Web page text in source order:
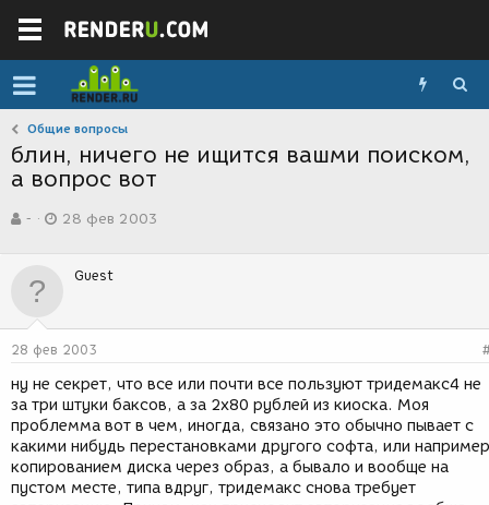
Общие вопросы
блин, ничего не ищится вашми поиском,
а вопрос вот
в
р
м
-
а
д
н
и
я
28 фев 2003
Guest
28 фев 2003
ну не секрет, что все или почти все пользуют тридемакс4 не
за три штуки баксов, а за 2х80 рублей из киоска. Моя
проблемма вот в чем, иногда, связано это обычно пывает с
какими нибудь перестановками другого софта, или например
копированием диска через образ, а бывало и вообще на
пустом месте, типа вдруг, тридемакс снова требует